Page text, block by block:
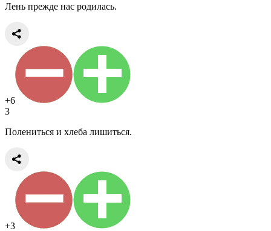
Лень прежде нас родилась.
+6
3
Полениться и хлеба лишиться.
+3